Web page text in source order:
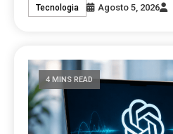
Tecnologia Agosto 5, 2026
4 MINS READ